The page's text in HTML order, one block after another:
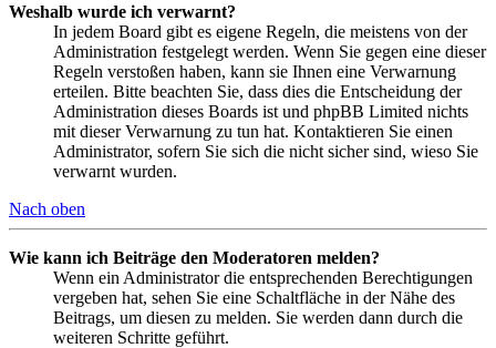
Weshalb wurde ich verwarnt?
In jedem Board gibt es eigene Regeln, die meistens von der
Administration festgelegt werden. Wenn Sie gegen eine dieser
Regeln verstoßen haben, kann sie Ihnen eine Verwarnung
erteilen. Bitte beachten Sie, dass dies die Entscheidung der
Administration dieses Boards ist und phpBB Limited nichts
mit dieser Verwarnung zu tun hat. Kontaktieren Sie einen
Administrator, sofern Sie sich die nicht sicher sind, wieso Sie
verwarnt wurden.
Nach oben
Wie kann ich Beiträge den Moderatoren melden?
Wenn ein Administrator die entsprechenden Berechtigungen
vergeben hat, sehen Sie eine Schaltfläche in der Nähe des
Beitrags, um diesen zu melden. Sie werden dann durch die
weiteren Schritte geführt.